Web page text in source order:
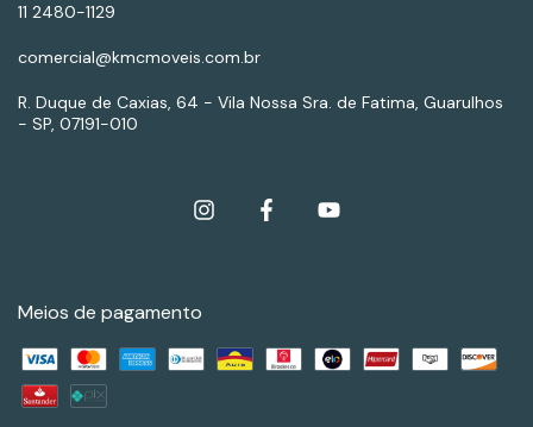
11 2480-1129
comercial@kmcmoveis.com.br
R. Duque de Caxias, 64 - Vila Nossa Sra. de Fatima, Guarulhos
- SP, 07191-010
Meios de pagamento